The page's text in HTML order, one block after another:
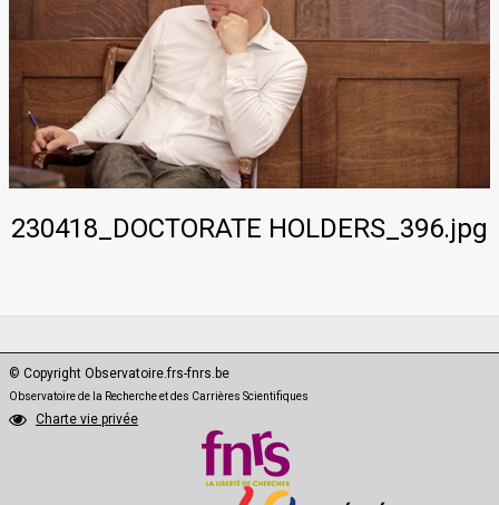
PhD·Data
230418_DOCTORATE HOLDERS_396.jpg
© Copyright Observatoire.frs-fnrs.be
Observatoire de la Recherche et des Carrières Scientifiques
Charte vie privée